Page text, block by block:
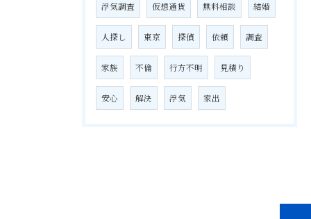
浮気調査 仮想通貨 無料相談 結婚
人探し 東京 探偵 依頼 調査
家族 不倫 行方不明 見積り
安心 解決 浮気 家出